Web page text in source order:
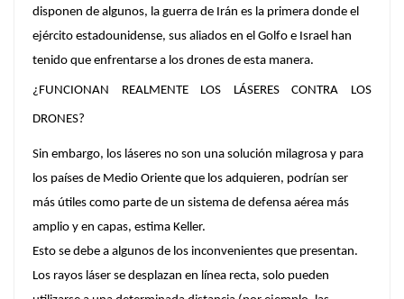
disponen de algunos, la guerra de Irán es la primera donde el
ejército estadounidense, sus aliados en el Golfo e Israel han
tenido que enfrentarse a los drones de esta manera.
¿FUNCIONAN REALMENTE LOS LÁSERES CONTRA LOS
DRONES?
Sin embargo, los láseres no son una solución milagrosa y para
los países de Medio Oriente que los adquieren, podrían ser
más útiles como parte de un sistema de defensa aérea más
amplio y en capas, estima Keller.
Esto se debe a algunos de los inconvenientes que presentan.
Los rayos láser se desplazan en línea recta, solo pueden